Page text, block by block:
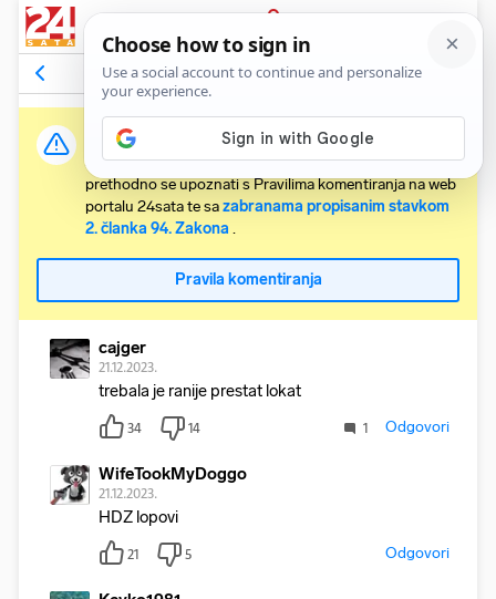
PRIJAVA
Komentari81 Relevantni
Važna obavijest:
Svaki korisnik koji želi komentirati članke obvezan je
prethodno se upoznati s Pravilima komentiranja na web
portalu 24sata te sazabranama propisanim stavkom
2. članka 94. Zakona .
Pravila komentiranja
cajger
21.12.2023.
trebala je ranije prestat lokat
34 14 1 Odgovori
WifeTookMyDoggo
21.12.2023.
HDZ lopovi
21 5 Odgovori